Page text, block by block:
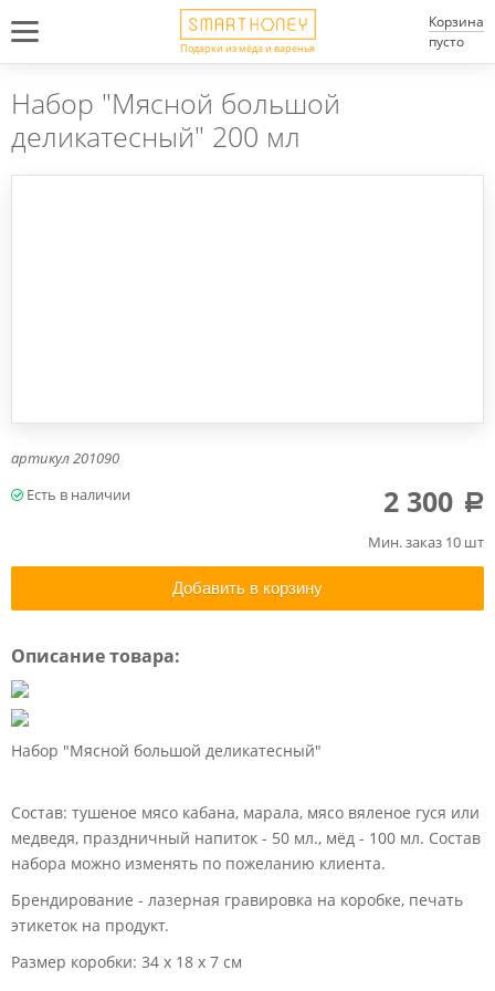
Подарки из мёда и варенья
Корзина
пусто
Набор "Мясной большой
деликатесный" 200 мл
артикул201090
Мин. заказ 10 шт
2 300 a
Добавить в корзину
Описание товара:
Набор "Мясной большой деликатесный"
Состав: тушеное мясо кабана, марала, мясо вяленое гуся или
медведя, праздничный напиток - 50 мл., мёд - 100 мл. Состав
набора можно изменять по пожеланию клиента.
Брендирование - лазерная гравировка на коробке, печать
этикеток на продукт.
Размер коробки: 34 х 18 х 7 см